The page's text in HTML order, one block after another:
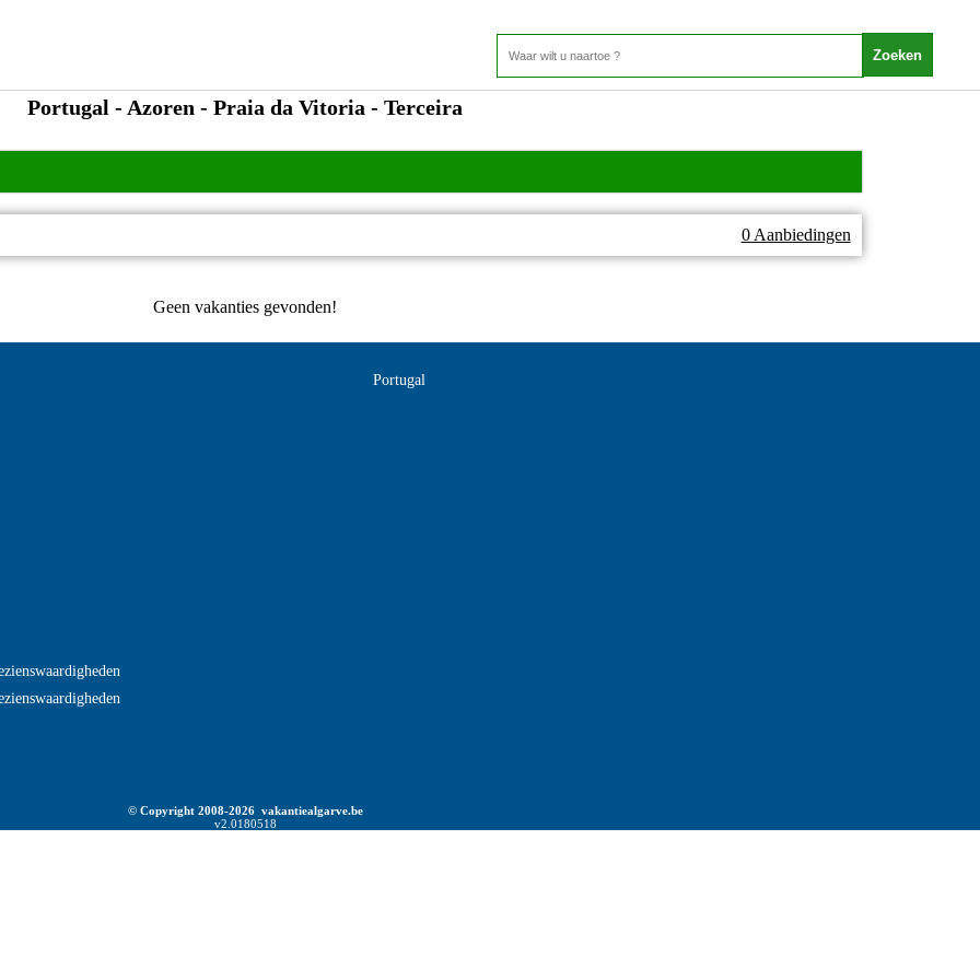
Portugal - Azoren - Praia da Vitoria - Terceira
0 Aanbiedingen
Geen vakanties gevonden!
Portugal
© Copyright 2008-2026 vakantiealgarve.be
v2.0180518